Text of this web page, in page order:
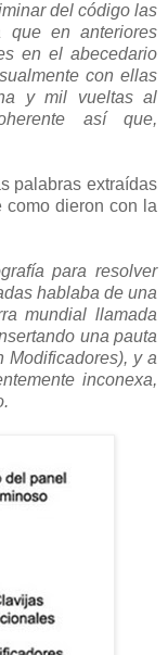
del código las
en anteriores
en el abecedario
con ellas
y mil vueltas al
así que,
palabras extraídas
como dieron con la
para resolver
hablaba de una
mundial llamada
una pauta
Modificadores), y a
inconexa,